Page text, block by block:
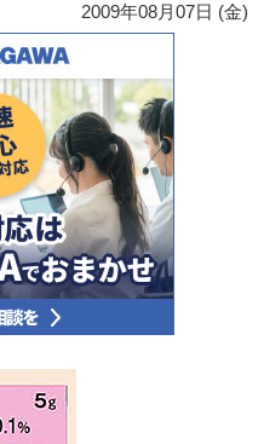
2009年08月07日 (金)